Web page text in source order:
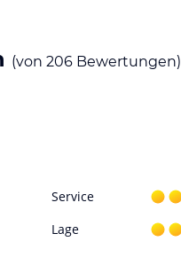
(von 206 Bewertungen)
Service
Lage